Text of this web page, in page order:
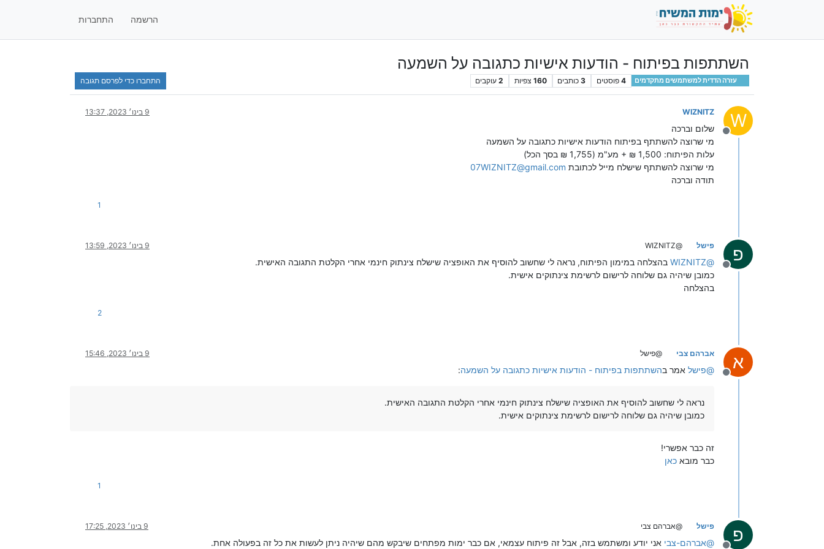
הרשמה התחברות
השתתפות בפיתוח - הודעות אישיות כתגובה על השמעה
עזרה הדדית למשתמשים מתקדמים 4 פוסטים 3 כותבים 160 צפיות 2 עוקבים התחברו כדי לפרסם תגובה
W
מנותק
WIZNITZ 9 בינו׳ 2023, 13:37
שלום וברכה
מי שרוצה להשתתף בפיתוח הודעות אישיות כתגובה על השמעה
עלות הפיתוח: 1,500 ₪ + מע"מ (1,755 ₪ בסך הכל)
מי שרוצה להשתתף שישלח מייל לכתובת 07WIZNITZ@gmail.com
תודה וברכה
1
פ
מנותק
פישל @WIZNITZ 9 בינו׳ 2023, 13:59
@
WIZNITZ בהצלחה במימון הפיתוח, נראה לי שחשוב להוסיף את האופציה שישלח צינתוק חינמי אחרי הקלטת התגובה האישית.
כמובן שיהיה גם שלוחה לרישום לרשימת צינתוקים אישית.
בהצלחה
2
א
מנותק
אברהם צבי @פישל 9 בינו׳ 2023, 15:46
@פישל אמר בהשתתפות בפיתוח - הודעות אישיות כתגובה על השמעה:
נראה לי שחשוב להוסיף את האופציה שישלח צינתוק חינמי אחרי הקלטת התגובה האישית.
כמובן שיהיה גם שלוחה לרישום לרשימת צינתוקים אישית.
זה כבר אפשרי!
כבר מובא כאן
1
פ פישל @אברהם צבי 9 בינו׳ 2023, 17:25
@אברהם-צבי אני יודע ומשתמש בזה, אבל זה פיתוח עצמאי, אם כבר ימות מפתחים שיבקש מהם שיהיה ניתן לעשות את כל זה בפעולה אחת.